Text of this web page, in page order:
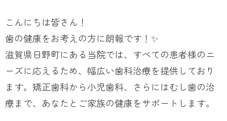
こんにちは皆さん！
歯の健康をお考えの方に朗報です！✨
滋賀県日野町にある当院では、すべての患者様のニ
ーズに応えるため、幅広い歯科治療を提供しており
ます。矯正歯科から小児歯科、さらにはむし歯の治
療まで、あなたとご家族の健康をサポートします。